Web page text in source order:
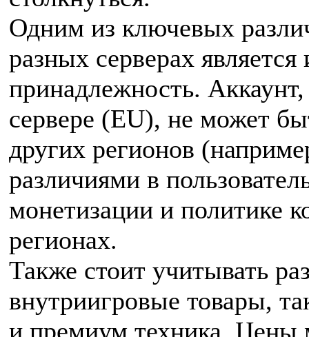
Одним из ключевых
разных серверах является
принадлежность.
сервере (EU), не может
других регионов
различиями в
монетизации и политике
регионах.
Также стоит учитывать
внутриигровые товары,
и премиум техника. Цены